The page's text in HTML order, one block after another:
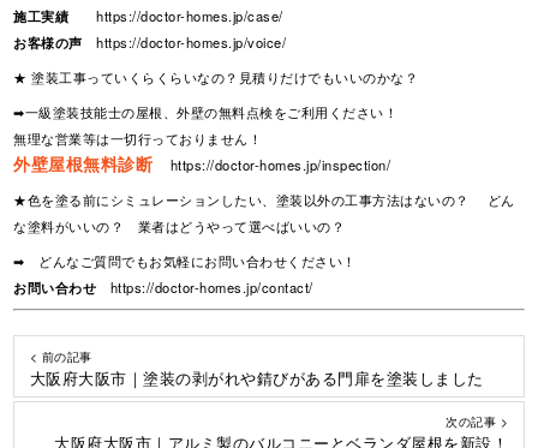
施工実績
https://doctor-homes.jp/case/
お客様の声
https://doctor-homes.jp/voice/
★ 塗装工事っていくらくらいなの？見積りだけでもいいのかな？
➡一級塗装技能士の屋根、外壁の無料点検をご利用ください！
無理な営業等は一切行っておりません！
外壁屋根無料診断
https://doctor-homes.jp/inspection/
★色を塗る前にシミュレーションしたい、塗装以外の工事方法はないの？ どん
な塗料がいいの？ 業者はどうやって選べばいいの？
➡ どんなご質問でもお気軽にお問い合わせください！
お問い合わせ
https://doctor-homes.jp/contact/
< 前の記事
大阪府大阪市｜塗装の剥がれや錆びがある門扉を塗装しました
次の記事 >
大阪府大阪市｜アルミ製のバルコニーとベランダ屋根を新設！